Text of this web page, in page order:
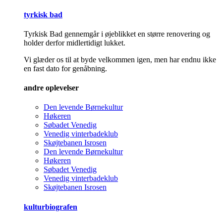
tyrkisk bad
Tyrkisk Bad gennemgår i øjeblikket en større renovering og
holder derfor midlertidigt lukket.
Vi glæder os til at byde velkommen igen, men har endnu ikke
en fast dato for genåbning.
andre oplevelser
Den levende Børnekultur
Høkeren
Søbadet Venedig
Venedig vinterbadeklub
Skøjtebanen Isrosen
Den levende Børnekultur
Høkeren
Søbadet Venedig
Venedig vinterbadeklub
Skøjtebanen Isrosen
kulturbiografen